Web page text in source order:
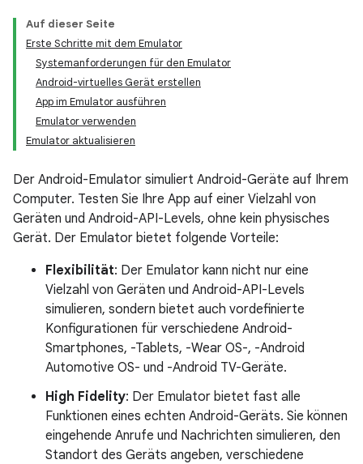
Auf dieser Seite
Erste Schritte mit dem Emulator
Systemanforderungen für den Emulator
Android-virtuelles Gerät erstellen
App im Emulator ausführen
Emulator verwenden
Emulator aktualisieren
Der Android-Emulator simuliert Android-Geräte auf Ihrem
Computer. Testen Sie Ihre App auf einer Vielzahl von
Geräten und Android-API-Levels, ohne kein physisches
Gerät. Der Emulator bietet folgende Vorteile:
Flexibilität: Der Emulator kann nicht nur eine
Vielzahl von Geräten und Android-API-Levels
simulieren, sondern bietet auch vordefinierte
Konfigurationen für verschiedene Android-
Smartphones, -Tablets, -Wear OS-, -Android
Automotive OS- und -Android TV-Geräte.
High Fidelity: Der Emulator bietet fast alle
Funktionen eines echten Android-Geräts. Sie können
eingehende Anrufe und Nachrichten simulieren, den
Standort des Geräts angeben, verschiedene